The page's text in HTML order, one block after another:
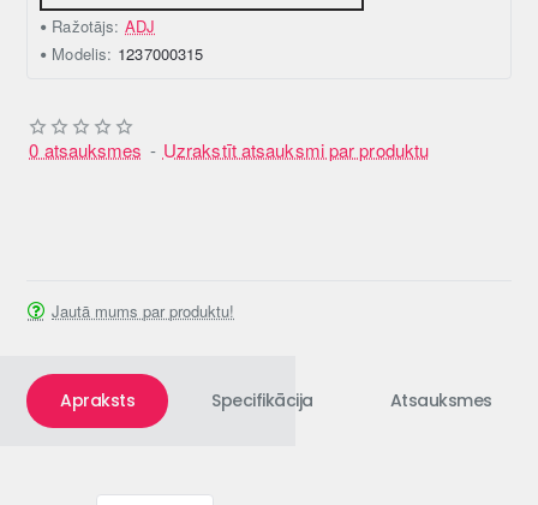
Ražotājs: ADJ
Modelis: 1237000315
0 atsauksmes - Uzrakstīt atsauksmi par produktu
Jautā mums par produktu!
Apraksts Specifikācija Atsauksmes